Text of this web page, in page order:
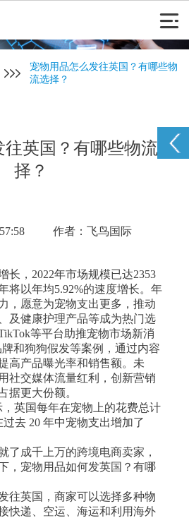
宠物用品怎么发往英国？有哪些物
流选择？
往英国？有哪些物流选
择？
作者：飞鸟国际
长，2022年市场规模已达2353
将以年均5.92%的速度增长。年
，愿意为宠物支出更多，推动
及健康护理产品等成为热门选
等平台助推宠物市场新消
牌和狗狗假发等案例，通过内容
高产品曝光率和销售额。未
社交媒体流量红利，创新营销
据更大份额。
，英国每年在宠物上的花费总计
去 20 年中宠物支出增加了
了成千上万的跨境电商卖家，
，宠物用品如何发英国？有哪
往英国，商家可以选择多种物
快递、空运、海运和利用海外